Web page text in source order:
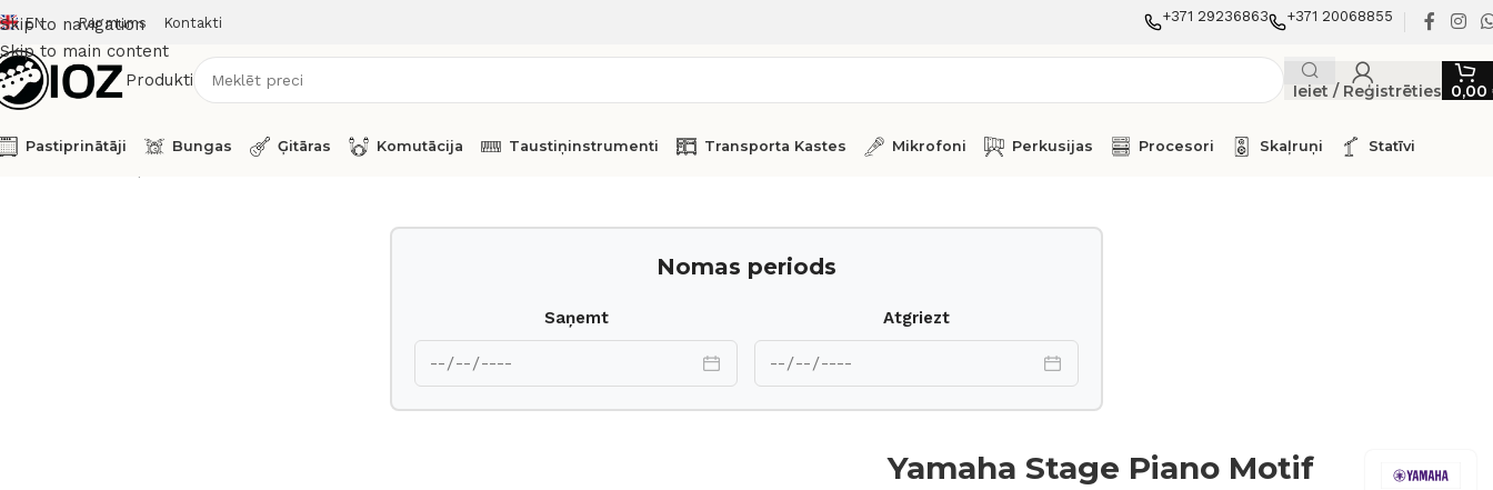
Skip to navigation
Skip to main content
EN Par mums Kontakti +371 29236863 +371 20068855
Produkti
Ieiet / Reģistrēties 0,00
Pastiprinātāji Bungas Ģitāras Komutācija Taustiņinstrumenti Transporta Kastes Mikrofoni Perkusijas Procesori Skaļruņi Statīvi
Nomas periods
Saņemt Atgriezt
Yamaha Stage Piano Motif